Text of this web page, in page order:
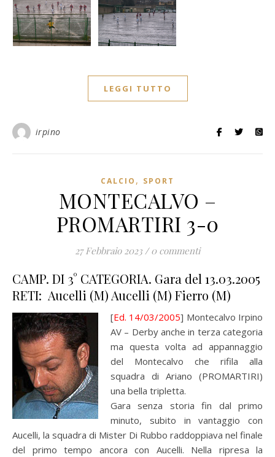
LEGGI TUTTO
irpino
CALCIO , SPORT
MONTECALVO –
PROMARTIRI 3-0
27 Febbraio 2023 / 0 commenti
CAMP. DI 3° CATEGORIA. Gara del 13.03.2005
RETI: Aucelli (M) Aucelli (M) Fierro (M)
[ Ed. 14/03/2005] Montecalvo Irpino
AV – Derby anche in terza categoria
ma questa volta ad appannaggio
del Montecalvo che rifila alla
squadra di Ariano (PROMARTIRI)
una bella tripletta.
Gara senza storia fin dal primo
minuto, subito in vantaggio con
Aucelli, la squadra di Mister Di Rubbo raddoppiava nel finale
del primo tempo ancora con Aucelli. Nella ripresa la